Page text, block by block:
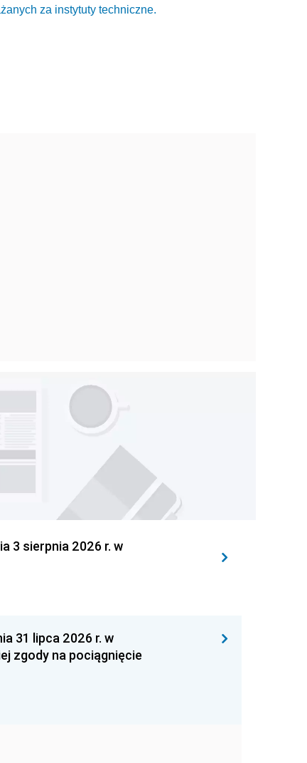
za instytuty techniczne.
3 sierpnia 2026 r. w
31 lipca 2026 r. w
zgody na pociągnięcie